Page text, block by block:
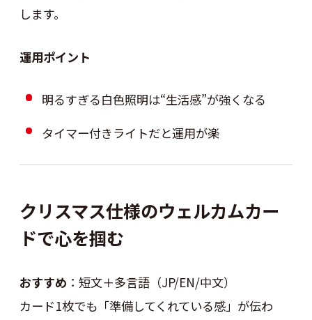
します。
運用ポイント
明るすぎる白色照明は“生活感”が強くなる
タイマー付きライトだと運用が楽
クリスマス仕様のウェルカムカー
ドで心を掴む
おすすめ ：短文＋多言語（JP/EN/中文）
カード1枚でも「準備してくれている感」が伝わ